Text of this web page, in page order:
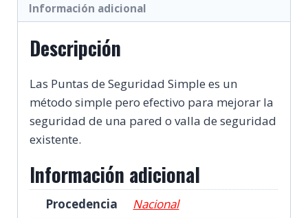
Información adicional
Descripción
Las Puntas de Seguridad Simple es un
método simple pero efectivo para mejorar la
seguridad de una pared o valla de seguridad
existente.
Información adicional
Procedencia
Nacional